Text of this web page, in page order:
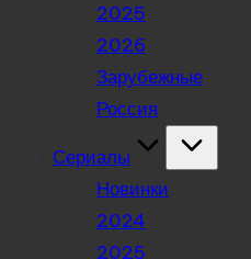
2025
2026
Зарубежные
Россия
Сериалы
Новинки
2024
2025